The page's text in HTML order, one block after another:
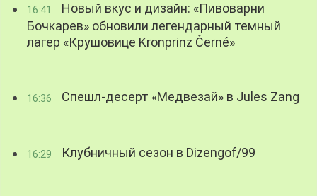
16:41
Новый вкус и дизайн: «Пивоварни
Бочкарев» обновили легендарный темный
лагер «Крушовице Kronprinz Černé»
16:36 Спешл-десерт «Медвезай» в Jules Zang
16:29 Клубничный сезон в Dizengof/99